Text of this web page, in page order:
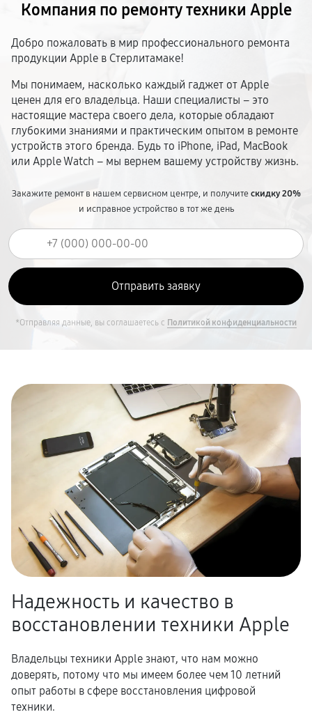
Компания по ремонтутехники Apple
Добро пожаловать в мир профессионального ремонта
продукции Apple в Стерлитамаке!
Мы понимаем, насколько каждый гаджет от Apple
ценен для его владельца. Наши специалисты – это
настоящие мастера своего дела, которые обладают
глубокими знаниями и практическим опытом в ремонте
устройств этого бренда. Будь то iPhone, iPad, MacBook
или Apple Watch – мы вернем вашему устройству жизнь.
Закажите ремонт в нашем сервисном центре, и получитескидку 20%
и исправное устройство в тот же день
*Отправляя данные, вы соглашаетесь с Политикой конфиденциальности
Надежность и качество в
восстановлении техники Apple
Владельцы техники Apple знают, что нам можно
доверять, потому что мы имеем более чем 10 летний
опыт работы в сфере восстановления цифровой
техники.